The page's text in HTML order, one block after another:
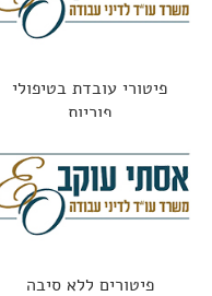
פיטורי עובדת בטיפולי
פוריות
פיטורים ללא סיבה